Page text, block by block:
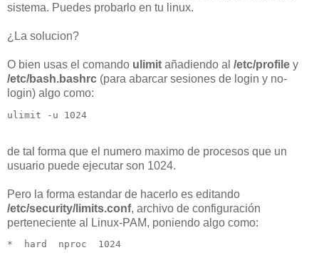
sistema. Puedes probarlo en tu linux.
¿La solucion?
O bien usas el comando ulimit añadiendo al /etc/profile y
/etc/bash.bashrc (para abarcar sesiones de login y no-
login) algo como:
ulimit -u 1024
de tal forma que el numero maximo de procesos que un
usuario puede ejecutar son 1024.
Pero la forma estandar de hacerlo es editando
/etc/security/limits.conf, archivo de configuración
perteneciente al Linux-PAM, poniendo algo como:
*  hard  nproc  1024